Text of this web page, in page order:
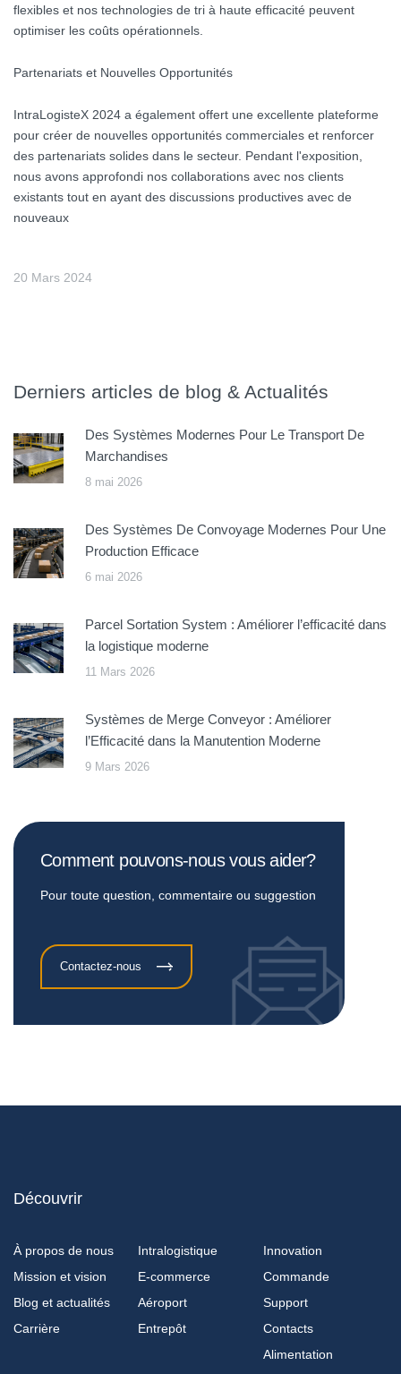
flexibles et nos technologies de tri à haute efficacité peuvent
optimiser les coûts opérationnels.
Partenariats et Nouvelles Opportunités
IntraLogisteX 2024 a également offert une excellente plateforme
pour créer de nouvelles opportunités commerciales et renforcer
des partenariats solides dans le secteur. Pendant l'exposition,
nous avons approfondi nos collaborations avec nos clients
existants tout en ayant des discussions productives avec de
nouveaux
20 Mars 2024
Derniers articles de blog & Actualités
Des Systèmes Modernes Pour Le Transport De
Marchandises
8 mai 2026
Des Systèmes De Convoyage Modernes Pour Une
Production Efficace
6 mai 2026
Parcel Sortation System : Améliorer l’efficacité dans
la logistique moderne
11 Mars 2026
Systèmes de Merge Conveyor : Améliorer
l’Efficacité dans la Manutention Moderne
9 Mars 2026
Comment pouvons-nous vous aider?
Pour toute question, commentaire ou suggestion
Contactez-nous
Découvrir
À propos de nous Intralogistique
Innovation
Mission et vision
E-commerce
Commande
Blog et actualités
Aéroport
Support
Carrière
Entrepôt
Contacts
Alimentation